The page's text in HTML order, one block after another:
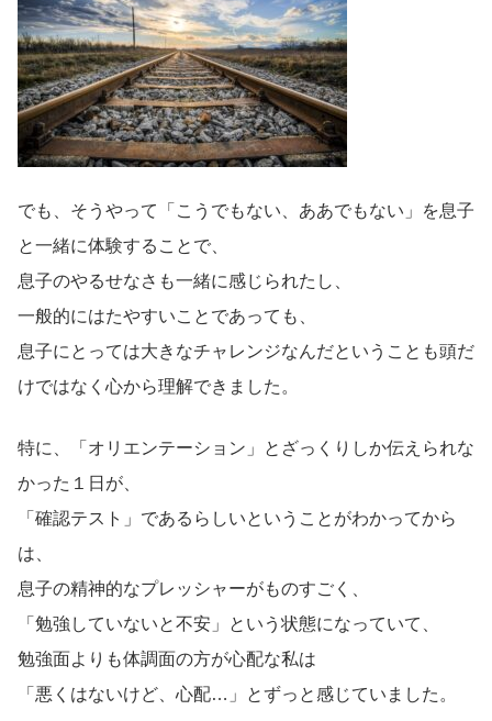
でも、そうやって「こうでもない、ああでもない」を息子
と一緒に体験することで、
息子のやるせなさも一緒に感じられたし、
一般的にはたやすいことであっても、
息子にとっては大きなチャレンジなんだということも頭だ
けではなく心から理解できました。
特に、「オリエンテーション」とざっくりしか伝えられな
かった１日が、
「確認テスト」であるらしいということがわかってから
は、
息子の精神的なプレッシャーがものすごく、
「勉強していないと不安」という状態になっていて、
勉強面よりも体調面の方が心配な私は
「悪くはないけど、心配…」とずっと感じていました。